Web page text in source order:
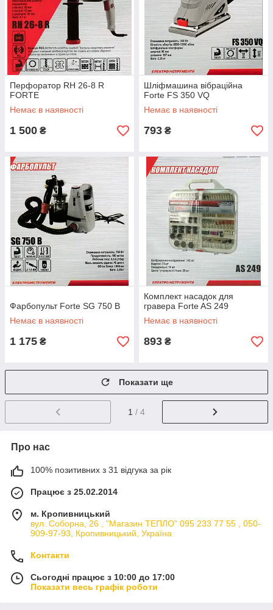
Перфоратор RH 26-8 R
FORTE
Немає в наявності
1 500 ₴
Шліфмашина вібраційна
Forte FS 350 VQ
Немає в наявності
793 ₴
Фарбопульт Forte SG 750 B
Немає в наявності
1 175 ₴
Комплект насадок для
гравера Forte AS 249
Немає в наявності
893 ₴
Показати ще
1 / 4
Про нас
100% позитивних з 31 відгука за рік
Працює з 25.02.2014
м. Кропивницький
вул. Соборна, 26 , "Магазин ТЕПЛО" 095 233 77 55 , 050-
909-97-93, Кропивницький, Україна
Контакти
Сьогодні працює з 10:00 до 17:00
Показати весь графік роботи